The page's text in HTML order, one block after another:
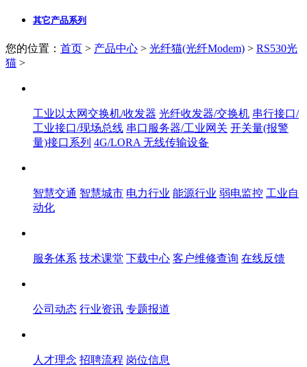
其它产品系列
您的位置： 首页 > 产品中心 > 光纤猫(光纤Modem) > RS530光
猫 >
工业以太网交换机/收发器 光纤收发器/交换机 串行接口/
工业接口/现场总线 串口服务器/工业网关 开关量(报警
量)接口系列 4G/LORA 无线传输设备
智慧交通 智慧城市 电力行业 能源行业 弱电监控 工业自
动化
服务体系 技术课堂 下载中心 客户维修查询 在线反馈
公司动态 行业资讯 专题报道
人才理念 招聘流程 岗位信息